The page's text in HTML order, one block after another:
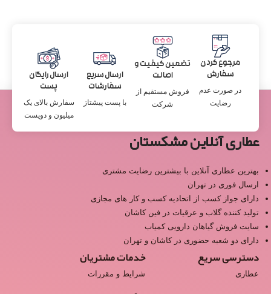
مرجوع کردن
سفارش
در صورت عدم
رضایت
تضمین کیفیت و
اصالت
فروش مستقیم از
شرکت
ارسال سریع
سفارشات
با پست پیشتاز
ارسال رایگان
پست
سفارش بالای یک
میلیون و دویست
عطاری آنلاین مشکستان
بهترین عطاری آنلاین با بیشترین رضایت مشتری
ارسال فوری در تهران
دارای جواز کسب از اتحادیه کسب و کار های مجازی
تولید کننده گلاب و عرقیات در فین کاشان
سایت فروش گیاهان دارویی کمیاب
دارای دو شعبه حضوری در کاشان و تهران
دسترسی سریع
عطاری
خدمات مشتریان
شرایط و مقررات